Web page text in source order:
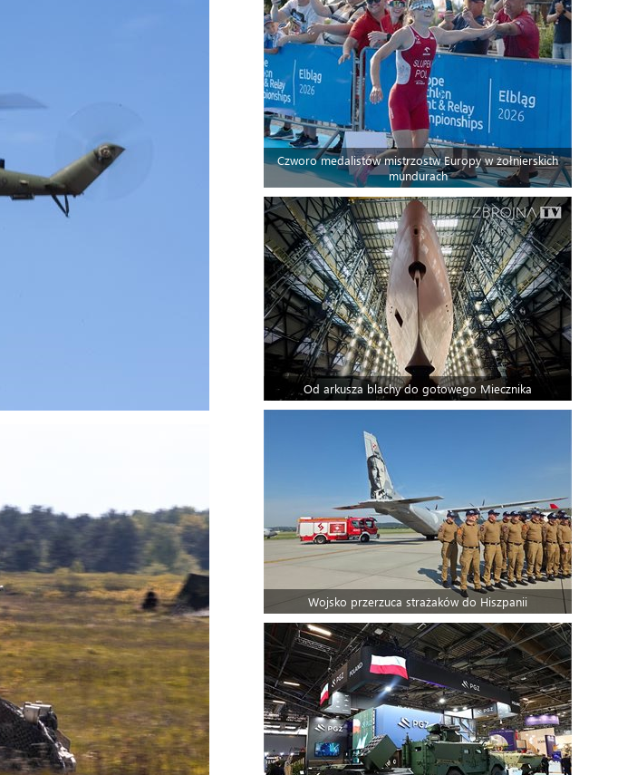
Czworo medalistów mistrzostw Europy w żołnierskich
mundurach
Od arkusza blachy do gotowego Miecznika
Wojsko przerzuca strażaków do Hiszpanii